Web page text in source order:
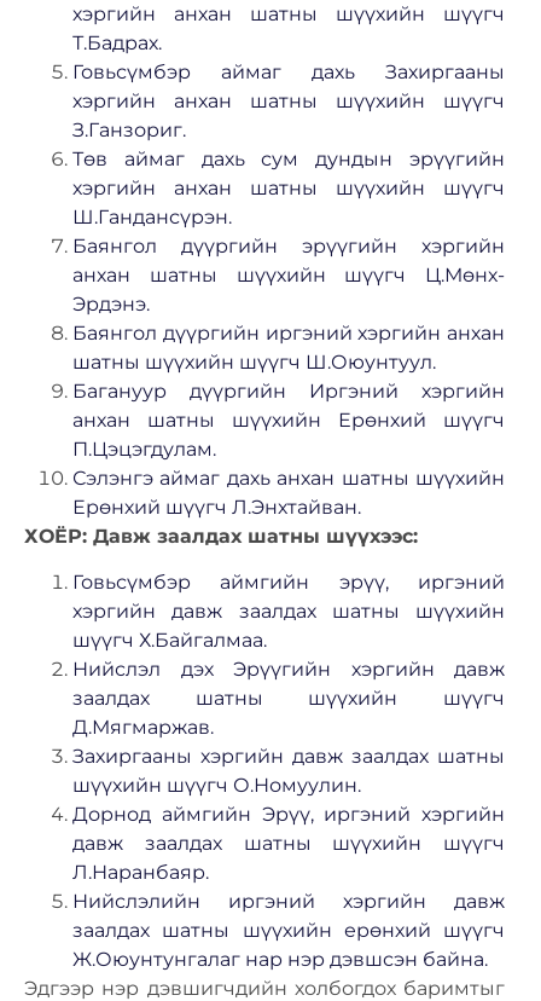
хэргийн анхан шатны шүүхийн шүүгч
Т.Бадрах.
Говьсүмбэр аймаг дахь Захиргааны
хэргийн анхан шатны шүүхийн шүүгч
З.Ганзориг.
Төв аймаг дахь сум дундын эрүүгийн
хэргийн анхан шатны шүүхийн шүүгч
Ш.Гандансүрэн.
Баянгол дүүргийн эрүүгийн хэргийн
анхан шатны шүүхийн шүүгч Ц.Мөнх-
Эрдэнэ.
Баянгол дүүргийн иргэний хэргийн анхан
шатны шүүхийн шүүгч Ш.Оюунтуул.
Багануур дүүргийн Иргэний хэргийн
анхан шатны шүүхийн Ерөнхий шүүгч
П.Цэцэгдулам.
Сэлэнгэ аймаг дахь анхан шатны шүүхийн
Ерөнхий шүүгч Л.Энхтайван.
ХОЁР: Давж заалдах шатны шүүхээс:
Говьсүмбэр аймгийн эрүү, иргэний
хэргийн давж заалдах шатны шүүхийн
шүүгч Х.Байгалмаа.
Нийслэл дэх Эрүүгийн хэргийн давж
заалдах шатны шүүхийн шүүгч
Д.Мягмаржав.
Захиргааны хэргийн давж заалдах шатны
шүүхийн шүүгч О.Номуулин.
Дорнод аймгийн Эрүү, иргэний хэргийн
давж заалдах шатны шүүхийн шүүгч
Л.Наранбаяр.
Нийслэлийн иргэний хэргийн давж
заалдах шатны шүүхийн ерөнхий шүүгч
Ж.Оюунтунгалаг нар нэр дэвшсэн байна.
Эдгээр нэр дэвшигчдийн холбогдох баримтыг